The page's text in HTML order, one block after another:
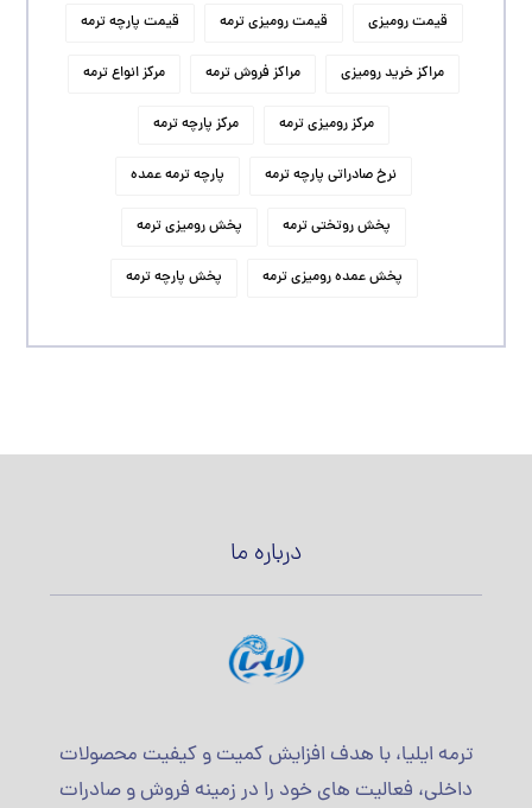
قیمت رومیزی قیمت رومیزی ترمه قیمت پارچه ترمه
مراکز خرید رومیزی مراکز فروش ترمه مرکز انواع ترمه
مرکز رومیزی ترمه مرکز پارچه ترمه
نرخ صادراتی پارچه ترمه پارچه ترمه عمده
پخش روتختی ترمه پخش رومیزی ترمه
پخش عمده رومیزی ترمه پخش پارچه ترمه
درباره ما
ترمه ایلیا، با هدف افزایش کمیت و کیفیت محصولات
داخلی، فعالیت های خود را در زمینه فروش و صادرات